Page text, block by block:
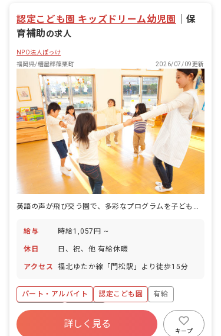
認定こども園 キッズドリーム幼児園
保
育補助の求人
NPO法人ぽっけ
福岡県/糟屋郡篠栗町
2026/07/09更新
英語の声が飛び交う園で、多彩なプログラムを子どもと一緒に体験する毎日。
給与 時給1,057円 ~
休日 日、祝、他 有給休暇
アクセス 福北ゆたか線「門松駅」より徒歩15分
パート・アルバイト 認定こども園
有給
残業少なめ
車通勤可
詳しく見る
キープ